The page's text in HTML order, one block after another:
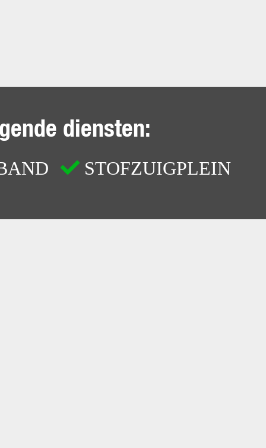
diensten:
STOFZUIGPLEIN